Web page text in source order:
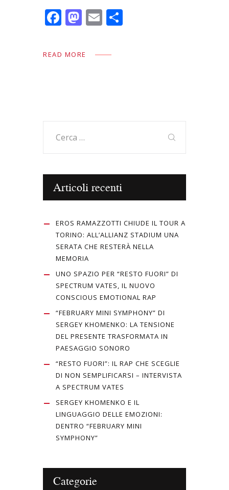
F
e
M
to
E
ai
READ MORE
per:
Articoli recenti
EROS RAMAZZOTTI CHIUDE IL TOUR A
TORINO: ALL’ALLIANZ STADIUM UNA
SERATA CHE RESTERÀ NELLA
MEMORIA
UNO SPAZIO PER “RESTO FUORI” DI
SPECTRUM VATES, IL NUOVO
CONSCIOUS EMOTIONAL RAP
“FEBRUARY MINI SYMPHONY” DI
SERGEY KHOMENKO: LA TENSIONE
DEL PRESENTE TRASFORMATA IN
PAESAGGIO SONORO
“RESTO FUORI”: IL RAP CHE SCEGLIE
DI NON SEMPLIFICARSI – INTERVISTA
A SPECTRUM VATES
SERGEY KHOMENKO E IL
LINGUAGGIO DELLE EMOZIONI:
DENTRO “FEBRUARY MINI
SYMPHONY”
Categorie